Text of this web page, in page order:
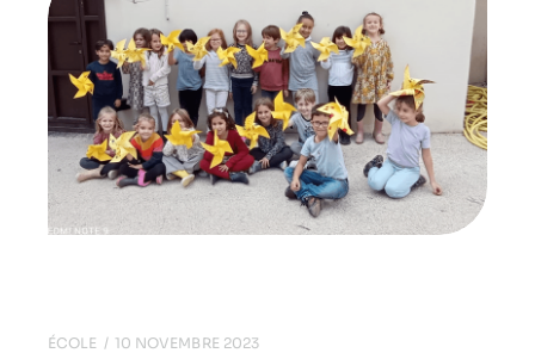
ÉCOLE 10 NOVEMBRE 2023